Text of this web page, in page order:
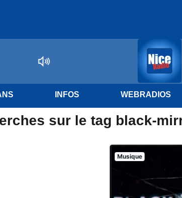
INFOS WEBRADIOS
sur le tag black-
Musique